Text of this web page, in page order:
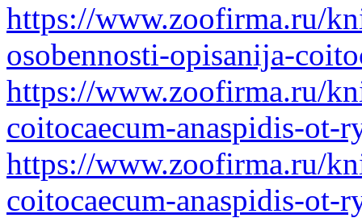
https://www.zoofirma.ru/
osobennosti-opisanija-
https://www.zoofirma.ru/
coitocaecum-anaspidis-
https://www.zoofirma.ru/
coitocaecum-anaspidis-